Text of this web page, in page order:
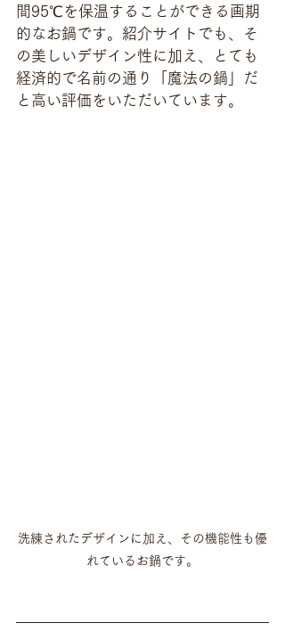
間95℃を保温することができる画期
的なお鍋です。紹介サイトでも、そ
の美しいデザイン性に加え、とても
経済的で名前の通り「魔法の鍋」だ
と高い評価をいただいています。
洗練されたデザインに加え、その機能性も優
れているお鍋です。